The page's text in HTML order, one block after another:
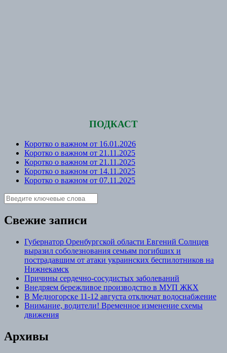
ПОДКАСТ
Коротко о важном от 16.01.2026
Коротко о важном от 21.11.2025
Коротко о важном от 21.11.2025
Коротко о важном от 14.11.2025
Коротко о важном от 07.11.2025
Свежие записи
Губернатор Оренбургской области Евгений Солнцев
выразил соболезнования семьям погибших и
пострадавшим от атаки украинских беспилотников на
Нижнекамск
Причины сердечно-сосудистых заболеваний
Внедряем бережливое производство в МУП ЖКХ
В Медногорске 11-12 августа отключат водоснабжение
Внимание, водители! Временное изменение схемы
движения
Архивы